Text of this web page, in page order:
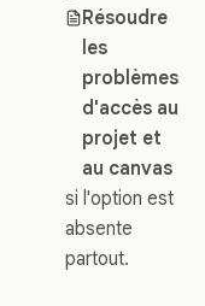
Résoudre
les
problèmes
d'accès au
projet et
au canvas
si l'option est
absente
partout.